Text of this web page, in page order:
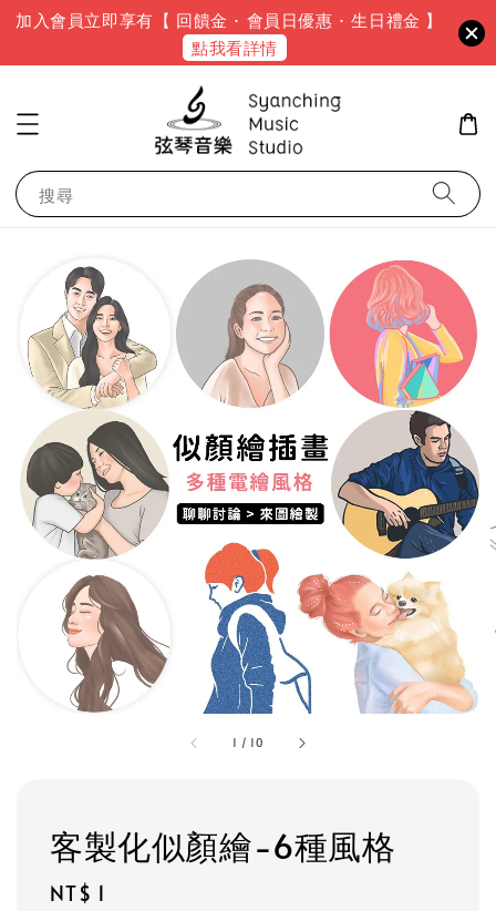
加入會員立即享有【 回饋金 · 會員日優惠 · 生日禮金 】
點我看詳情
搜尋
1 / 10
客製化似顏繪-6種風格
Regular
NT$ 1